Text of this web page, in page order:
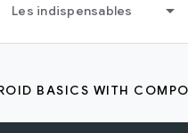
Les indispensables
BASICS WITH